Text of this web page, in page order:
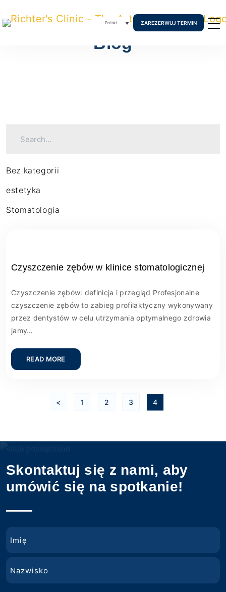
Polski ZAREZERWUJ TERMIN
Blog
Czyszczenie zębów w klinice stomatologicznej
Czyszczenie zębów: definicja i przegląd Profesjonalne
czyszczenie zębów to zabieg profilaktyczny wykonywany
przez dentystów w celu utrzymania optymalnego zdrowia
jamy…
READ MORE
< 1 2 3 4
Bez kategorii
estetyka
Stomatologia
Skontaktuj się z nami, aby
umówić się na spotkanie!